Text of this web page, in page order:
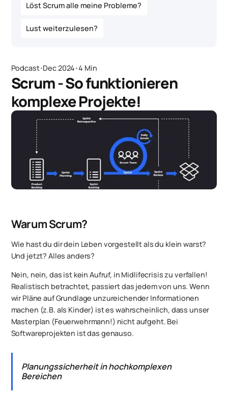
Podcast･Dec 2024･4 Min
Scrum - So funktionieren
komplexe Projekte!
Warum Scrum?
Wie hast du dir dein Leben vorgestellt als du klein warst?
Und jetzt? Alles anders?
Nein, nein, das ist kein Aufruf, in Midlifecrisis zu verfallen!
Realistisch betrachtet, passiert das jedem von uns. Wenn
wir Pläne auf Grundlage unzureichender Informationen
machen (z.B. als Kinder) ist es wahrscheinlich, dass unser
Masterplan (Feuerwehrmann!) nicht aufgeht. Bei
Softwareprojekten ist das genauso.
Planungssicherheit in hochkomplexen
Bereichen
Löst Scrum alle meine Probleme?
Lust weiterzulesen?